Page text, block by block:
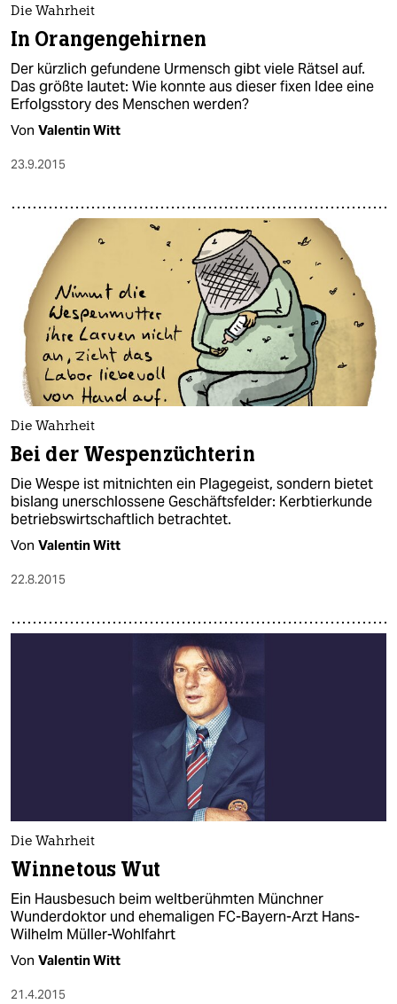
Die Wahrheit
In Orangengehirnen
Der kürzlich gefundene Urmensch gibt viele Rätsel auf.
Das größte lautet: Wie konnte aus dieser fixen Idee eine
Erfolgsstory des Menschen werden?
Von Valentin Witt
23.9.2015
Die Wahrheit
Bei der Wespenzüchterin
Die Wespe ist mitnichten ein Plagegeist, sondern bietet
bislang unerschlossene Geschäftsfelder: Kerbtierkunde
betriebswirtschaftlich betrachtet.
Von Valentin Witt
22.8.2015
Die Wahrheit
Winnetous Wut
Ein Hausbesuch beim weltberühmten Münchner
Wunderdoktor und ehemaligen FC-Bayern-Arzt Hans-
Wilhelm Müller-Wohlfahrt
Von Valentin Witt
21.4.2015